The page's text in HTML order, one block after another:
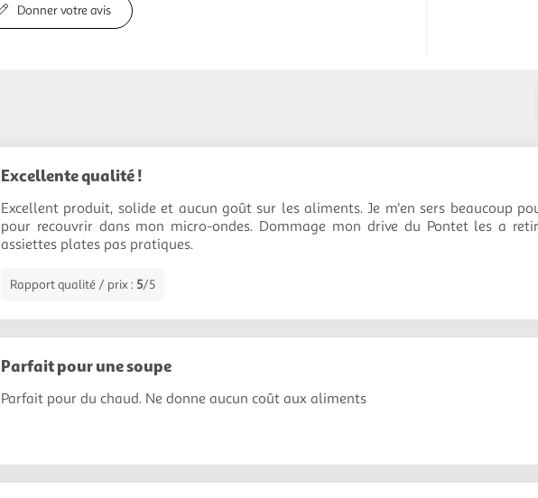
Donner votre avis
Excellente qualité !
Excellent produit, solide et aucun goût sur les aliments. Je m'en sers beaucoup
pour recouvrir dans mon micro-ondes. Dommage mon drive du Pontet les a
assiettes plates pas pratiques.
Rapport qualité / prix : 5/5
Parfait pour une soupe
Parfait pour du chaud. Ne donne aucun coût aux aliments